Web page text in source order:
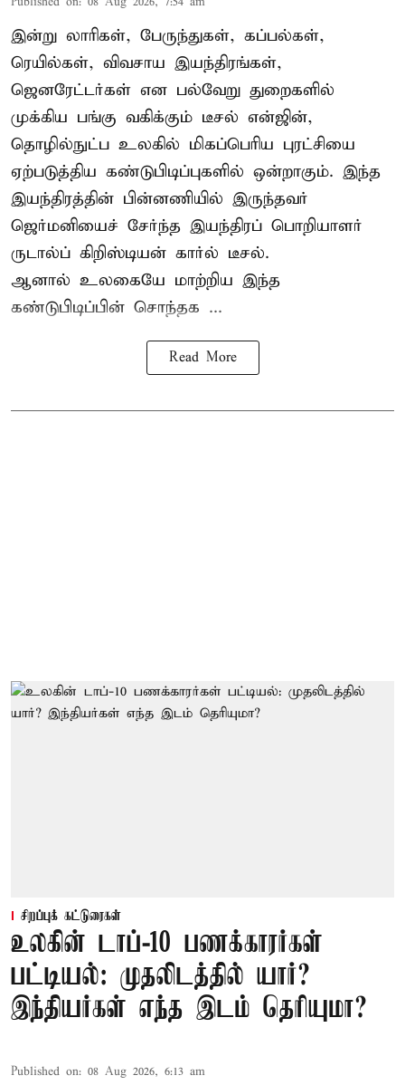
இன்று லாரிகள், பேருந்துகள், கப்பல்கள்,
ரெயில்கள், விவசாய இயந்திரங்கள்,
ஜெனரேட்டர்கள் என பல்வேறு துறைகளில்
முக்கிய பங்கு வகிக்கும் டீசல் என்ஜின்,
தொழில்நுட்ப உலகில் மிகப்பெரிய புரட்சியை
ஏற்படுத்திய கண்டுபிடிப்புகளில் ஒன்றாகும். இந்த
இயந்திரத்தின் பின்னணியில் இருந்தவர்
ஜெர்மனியைச் சேர்ந்த இயந்திரப் பொறியாளர்
ருடால்ப் கிறிஸ்டியன் கார்ல் டீசல்.
ஆனால் உலகையே மாற்றிய இந்த
கண்டுபிடிப்பின் சொந்தக ...
Read More
சிறப்புக் கட்டுரைகள்
உலகின் டாப்-10 பணக்காரர்கள்
பட்டியல்: முதலிடத்தில் யார்?
இந்தியர்கள் எந்த இடம் தெரியுமா?
Published on: 08 Aug 2026, 6:13 am